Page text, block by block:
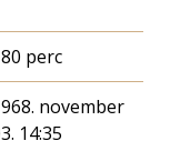
perc
november
14:35